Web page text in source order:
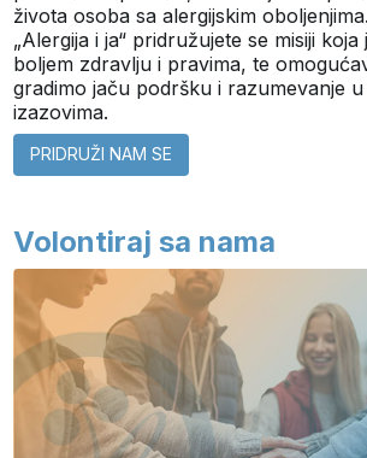
života osoba sa alergijskim
„Alergija i ja“ pridružujete se misiji
boljem zdravlju i pravima, te
gradimo jaču podršku i razumevanje
izazovima.
PRIDRUŽI NAM SE
Volontiraj sa nama